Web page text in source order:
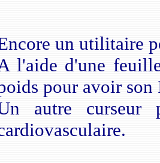
un utilitaire
l'aide d'une
pour avoir
autre curseur